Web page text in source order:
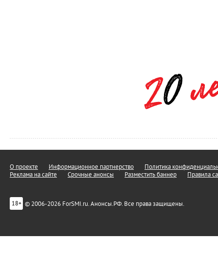
О проекте Информационное партнерство
Политика
Реклама на сайте
Срочные анонсы Разместить баннер Правила
18+ © 2006-2026 ForSMI.ru. Анонсы.РФ. Все права защищены.